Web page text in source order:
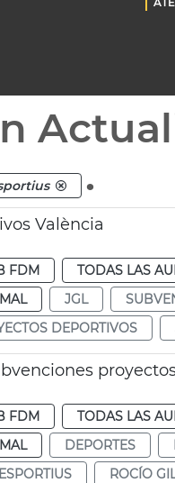
.
València
FDM TODAS LAS
JGL
DEPORTIVOS
FDM TODAS LAS
DEPORTES
ROCÍO